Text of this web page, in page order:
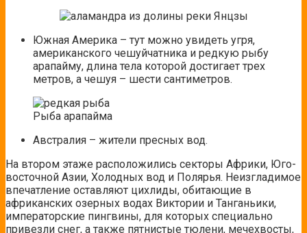
Южная Америка – тут можно увидеть угря,
американского чешуйчатника и редкую рыбу
арапайму, длина тела которой достигает трех
метров, а чешуя – шести сантиметров.
Рыба арапайма
Австралия – жители пресных вод.
На втором этаже расположились секторы Африки, Юго-
восточной Азии, Холодных вод и Полярья. Неизгладимое
впечатление оставляют цихлиды, обитающие в
африканских озерных водах Виктории и Танганьики,
императорские пингвины, для которых специально
привезли снег, а также пятнистые тюлени, мечехвосты,